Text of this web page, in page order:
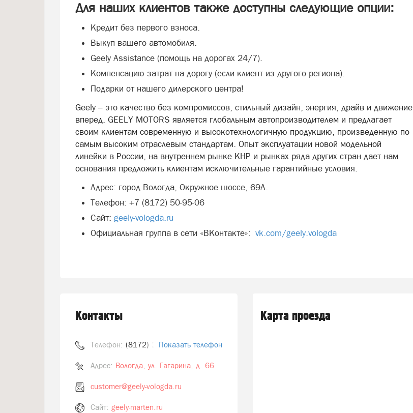
Для наших клиентов также доступны следующие опции:
Кредит без первого взноса.
Выкуп вашего автомобиля.
Geely Assistance (помощь на дорогах 24/7).
Компенсацию затрат на дорогу (если клиент из другого региона).
Подарки от нашего дилерского центра!
Geely – это качество без компромиссов, стильный дизайн, энергия, драйв и движение
вперед. GEELY MOTORS является глобальным автопроизводителем и предлагает
своим клиентам современную и высокотехнологичную продукцию, произведенную по
самым высоким отраслевым стандартам. Опыт эксплуатации новой модельной
линейки в России, на внутреннем рынке КНР и рынках ряда других стран дает нам
основания предложить клиентам исключительные гарантийные условия.
Адрес: город Вологда, Окружное шоссе, 69А.
Телефон: +7 (8172) 50-95-06
Сайт: geely-vologda.ru
Официальная группа в сети «ВКонтакте»: vk.com/geely.vologda
Контакты
Телефон: (8172) 20-45-91Показать телефон
Адрес: Вологда, ул. Гагарина, д. 66
customer@geely-vologda.ru
Сайт: geely-marten.ru
Карта проезда